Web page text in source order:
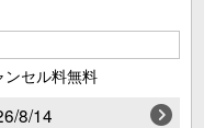
セル料無料
8/14